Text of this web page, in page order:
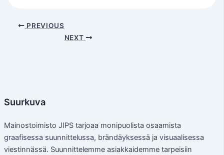
PREVIOUS
NEXT
Suurkuva
Mainostoimisto JIPS tarjoaa monipuolista osaamista
graafisessa suunnittelussa, brändäyksessä ja visuaalisessa
viestinnässä. Suunnittelemme asiakkaidemme tarpeisiin